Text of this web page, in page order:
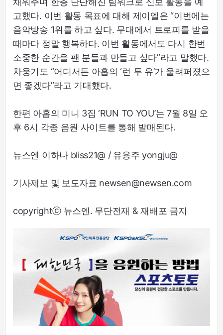
고했다. 이번 활동 목표에 대해 제이엘은 “이번에는
음악방송 1위를 하고 싶다. 무대에서 트로피를 받을
때마다 정말 행복하다. 이번 활동에서도 다시 한번
소중한 순간을 팬 분들과 만들고 싶다”라고 말했다.
차웅기도 “어디서든 아홉의 ‘런 투 유’가 울려퍼졌으
면 좋겠다”라고 기대했다.
한편 아홉의 미니 3집 ‘RUN TO YOU’는 7월 8일 오
후 6시 각종 음원 사이트를 통해 발매된다.
뉴스엔 이하나 bliss21@ / 유용주 yongju@
기사제보 및 보도자료 newsen@newsen.com
copyrightⓒ 뉴스엔. 무단전재 & 재배포 금지